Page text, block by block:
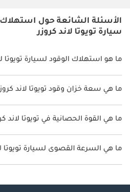
الأسئلة الشائعة حول استهلاك
سيارة تويوتا لاند كروزر
ما هو استهلاك الوقود لسيارة تويوتا
يتراوح استهلاك الوقود لسيارة تويوتا لاند كروزر بين 6 كم/ليتر -
ما هي سعة خزان وقود تويوتا لاند
سعة خزان وقود تويوتا لاند كروزر 68 ليتر - 110 ليتر.
ما هي القوة الحصانية في تويوتا لاند
تنتج تويوتا لاند كروزر قوة 271 حصان - 457 حصان.
ما هي السرعة القصوى لسيارة تويوتا
السرعة القصوى لسيارة تويوتا لاند كروزر هي 210 كم/الساعة.